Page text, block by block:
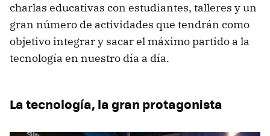
charlas educativas con estudiantes, talleres y un
gran número de actividades que tendrán como
objetivo integrar y sacar el máximo partido a la
tecnología en nuestro día a día.
La tecnología, la gran protagonista